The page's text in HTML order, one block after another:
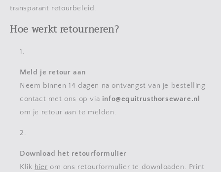
transparant retourbeleid.
Hoe werkt retourneren?
Meld je retour aan
Neem binnen 14 dagen na ontvangst van je bestelling
contact met ons op via info@equitrusthorseware.nl
om je retour aan te melden.
Download het retourformulier
Klik hier om ons retourformulier te downloaden. Print